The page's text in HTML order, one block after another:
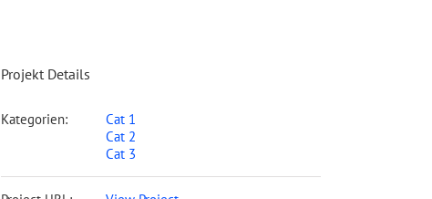
Projekt Details
Kategorien:
Cat 1
Cat 2
Cat 3